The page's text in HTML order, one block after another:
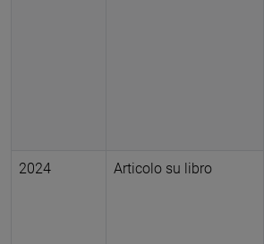
2024 Articolo su libro